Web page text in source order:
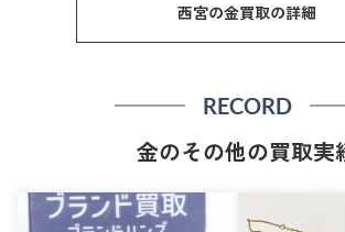
西宮の金買取の詳細
RECORD
金のその他の買取実